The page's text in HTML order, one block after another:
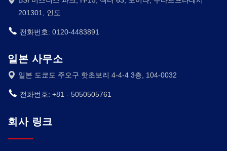
201301, 인도
전화번호: 0120-4483891
일본 사무소
일본 도쿄도 주오구 핫초보리 4-4-4 3층, 104-0032
전화번호: +81 - 5050505761
회사 링크